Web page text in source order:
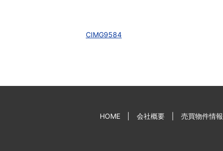
CIMG9584
HOME 会社概要 売買物件情報